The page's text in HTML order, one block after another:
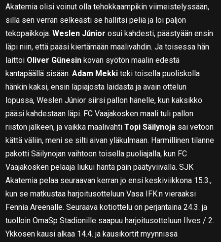
Akatemia olisi voinut olla tehokkaampikin viimeistelyssään,
sillä sen verran selkeästi se hallitsi peliä ja loi paljon
tekopaikkoja.Weslen Júnior osui kahdesti, päästyään ensin
läpi niin, että pääsi kiertämään maalivahdin. Ja toisessa hän
laittoi Oliver Günesin kovan syötön maalin edestä
kantapäällä sisään.Adam Mekki teki toisella puoliskolla
hänkin kaksi, ensin läpiajosta laidasta ja avain ottelun
lopussa, Weslen Júnior siirsi pallon hänelle, kun kaksikko
pääsi kahdestaan läpi. FC Vaajakosken maali tuli pallon
riiston jälkeen, ja vaikka maalivahtiTopi Säilynoja sai vetoon
kättä väliin, meni se silti aivan yläkulmaan. Harmillinen tilanne
pakotti Säilynojan vaihtoon toisella puoliajalla, kun FC
Vaajakosken pelaaja liukui häntä päin päätyviivalla. SJK
Akatemia pelaa seuraavan kerran jo ensi keskiviikkona 15.3.,
kun se matkustaa harjoitusotteluun Vasa IFK:n vieraaksi
Fennia Areenalle. Seuraava kotiottelu on perjantaina 24.3. ja
tuolloin OmaSp Stadionille saapuu harjoitusotteluun Ilves / 2.
Ykkösen kausi alkaa 14.4. ja kausikortit myynnissä